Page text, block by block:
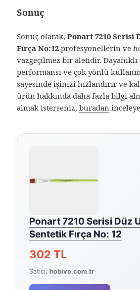
Sonuç
Sonuç olarak,Ponart 7210 Serisi
Fırça No:12 profesyonellerin ve
vazgeçilmez bir aletidir. Dayanıklı
performansı ve çok yönlü
sayesinde işinizi hızlandırır ve
ürün hakkında daha fazla bilgi
almak isterseniz,buradan
Ponart 7210 Serisi Düz
Sentetik Fırça No: 12
302 TL
Satıcı:hobivo.com.tr